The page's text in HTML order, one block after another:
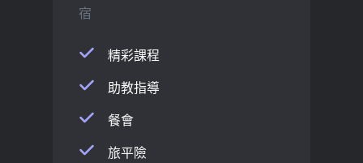
宿
精彩課程
助教指導
餐會
旅平險